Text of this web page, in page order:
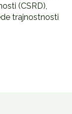
(CSRD),
trajnostnosti